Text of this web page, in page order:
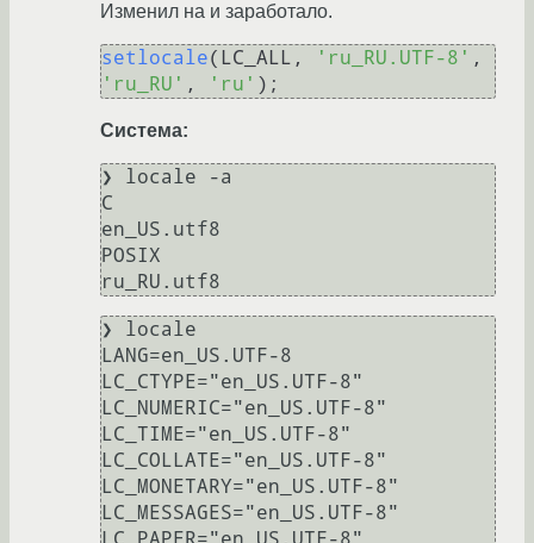
Изменил на и заработало.
setlocale(LC_ALL, 'ru_RU.UTF-8'
'ru_RU' , 'ru'
Система:
❯ locale -a
C
en_US.utf8
POSIX
❯ locale
LANG=en_US.UTF-8
LC_CTYPE="en_US.UTF-8"
LC_NUMERIC="en_US.UTF-8"
LC_TIME="en_US.UTF-8"
LC_COLLATE="en_US.UTF-8"
LC_MONETARY="en_US.UTF-8"
LC_MESSAGES="en_US.UTF-8"